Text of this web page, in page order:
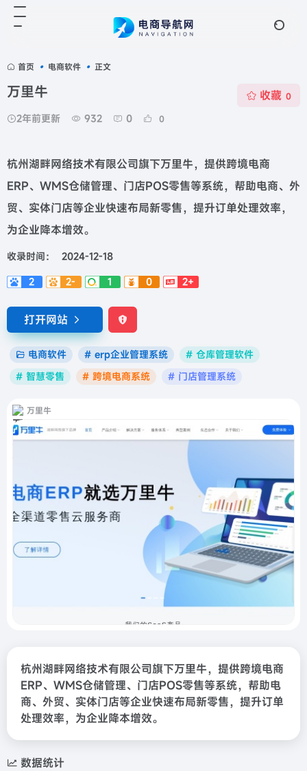
首页 • 电商软件 • 正文
万里牛
2年前更新 932 0 0
收藏 0
杭州湖畔网络技术有限公司旗下万里牛，提供跨境电商
ERP、WMS仓储管理、门店POS零售等系统，帮助电商、外
贸、实体门店等企业快速布局新零售，提升订单处理效率，
为企业降本增效。
收录时间：
2024-12-18
2
2- 1 0 2+
打开网站
电商软件 # erp企业管理系统
# 仓库管理软件
# 智慧零售
# 跨境电商系统 # 门店管理系统
万里牛
杭州湖畔网络技术有限公司旗下万里牛，提供跨境电商
ERP、WMS仓储管理、门店POS零售等系统，帮助电
商、外贸、实体门店等企业快速布局新零售，提升订单
处理效率，为企业降本增效。
数据统计